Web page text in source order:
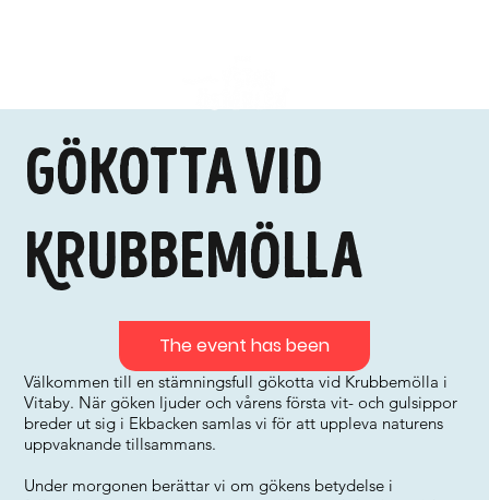
Gökotta vid
Krubbemölla
Välkommen till en stämningsfull gökotta vid Krubbemölla i
Vitaby. När göken ljuder och vårens första vit- och gulsippor
breder ut sig i Ekbacken samlas vi för att uppleva naturens
uppvaknande tillsammans.
Under morgonen berättar vi om gökens betydelse i
The event has been